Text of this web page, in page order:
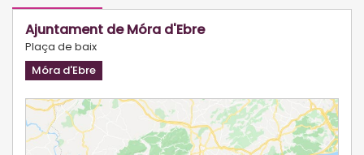
Ajuntament de Móra d'Ebre
Plaça de baix
Móra d'Ebre